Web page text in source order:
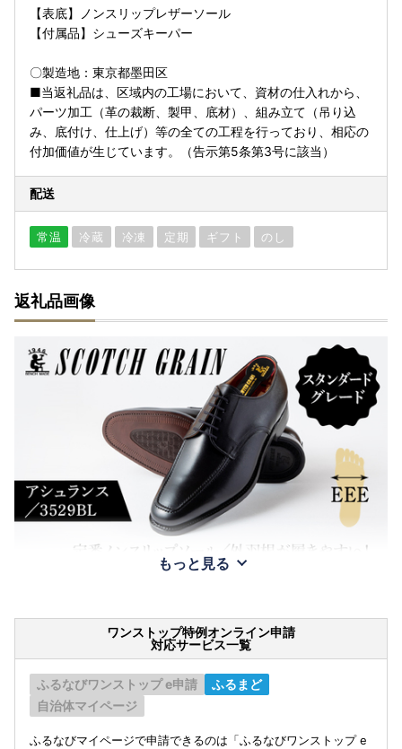
【表底】ノンスリップレザーソール
【付属品】シューズキーパー
〇製造地：東京都墨田区
■当返礼品は、区域内の工場において、資材の仕入れから、
パーツ加工（革の裁断、製甲、底材）、組み立て（吊り込
み、底付け、仕上げ）等の全ての工程を行っており、相応の
付加価値が生じています。（告示第5条第3号に該当）
配送
常温 冷蔵 冷凍 定期 ギフト のし
返礼品画像
もっと見る
ワンストップ特例オンライン申請
対応サービス一覧
ふるなびワンストップ e申請
ふるまど
自治体マイページ
ふるなびマイページで申請できるのは「ふるなびワンストップ e